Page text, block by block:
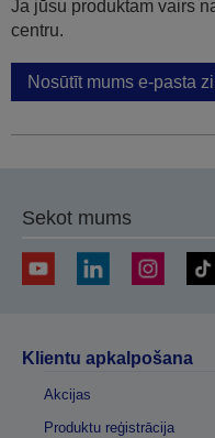
Ja jūsu produktam vairs
centru.
Nosūtīt mums e-pasta
Sekot mums
Klientu apkalpošana
Akcijas
Produktu reģistrācija